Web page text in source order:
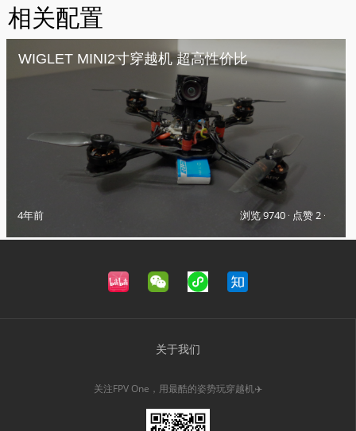
相关配置
WIGLET MINI2寸穿越机 超高性价比
4年前 浏览 9740 · 点赞 2 ·
关于我们
关注FPV One，用最酷的姿势玩穿越机✈️